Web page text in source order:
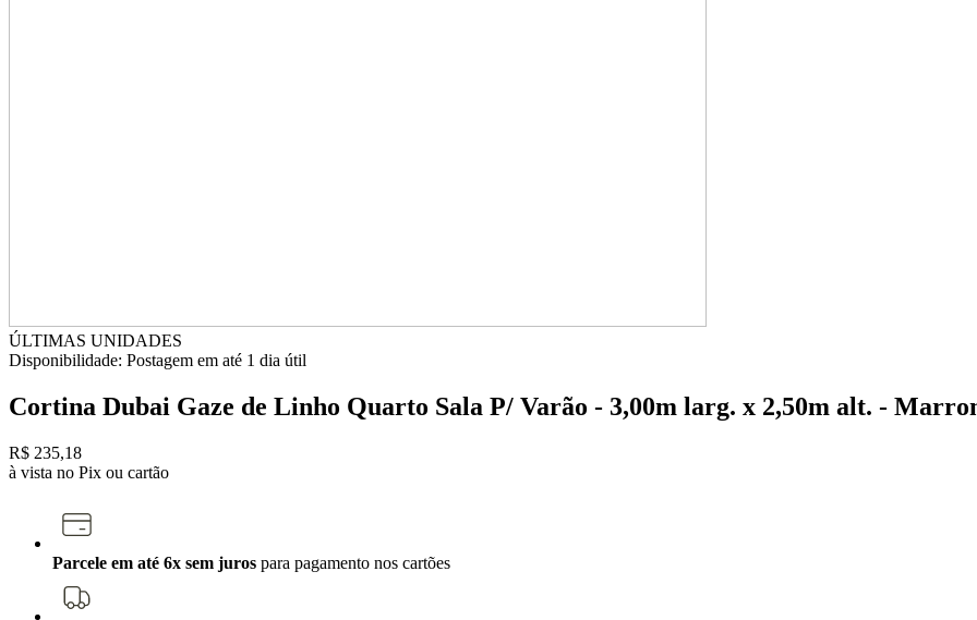
ÚLTIMAS UNIDADES
Disponibilidade: Postagem em até 1 dia útil
Cortina Dubai Gaze de Linho Quarto Sala P/ Varão - 3,00m larg. x 2,50m alt. -
R$ 235,18
à vista no Pix ou cartão
Parcele em até 6x sem juros para pagamento nos cartões